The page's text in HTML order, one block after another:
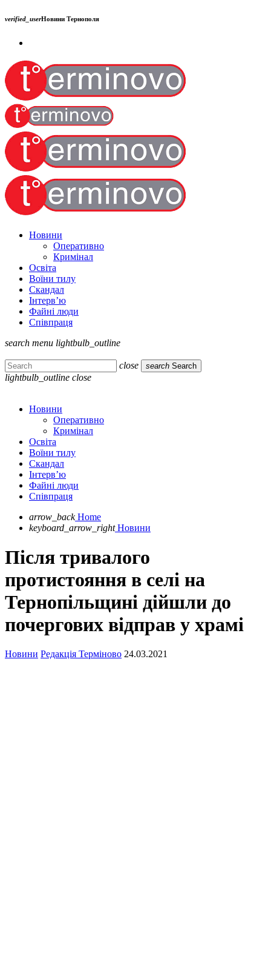
verified_userНовини Тернополя
Новини
Оперативно
Кримінал
Освіта
Воїни тилу
Скандал
Інтерв’ю
Файні люди
Співпраця
search menu lightbulb_outline
close search Search
lightbulb_outline close
Новини
Оперативно
Кримінал
Освіта
Воїни тилу
Скандал
Інтерв’ю
Файні люди
Співпраця
arrow_back Home
keyboard_arrow_right Новини
Після тривалого
протистояння в селі на
Тернопільщині дійшли до
почергових відправ у храмі
Новини Редакція Терміново 24.03.2021